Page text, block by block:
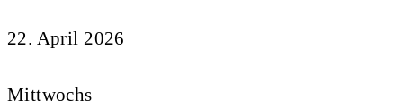
22. April 2026
Mittwochs